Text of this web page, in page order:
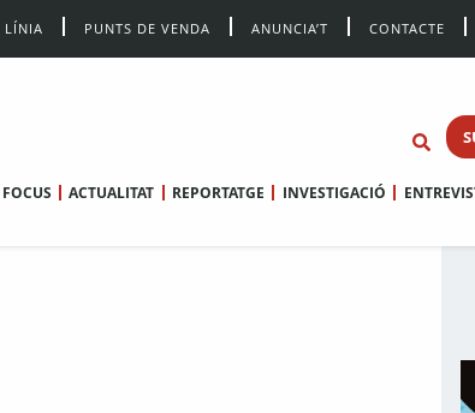
LÍNIA PUNTS DE VENDA ANUNCIA’T CONTACTE
ACTUALITAT REPORTATGE INVESTIGACIÓ